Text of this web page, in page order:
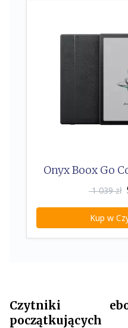
Onyx Boox Go
1 039 zł
Kup w
Czytniki
początkujących